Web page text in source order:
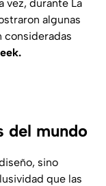
vez, durante La
algunas
consideradas
del mundo
sino
que las